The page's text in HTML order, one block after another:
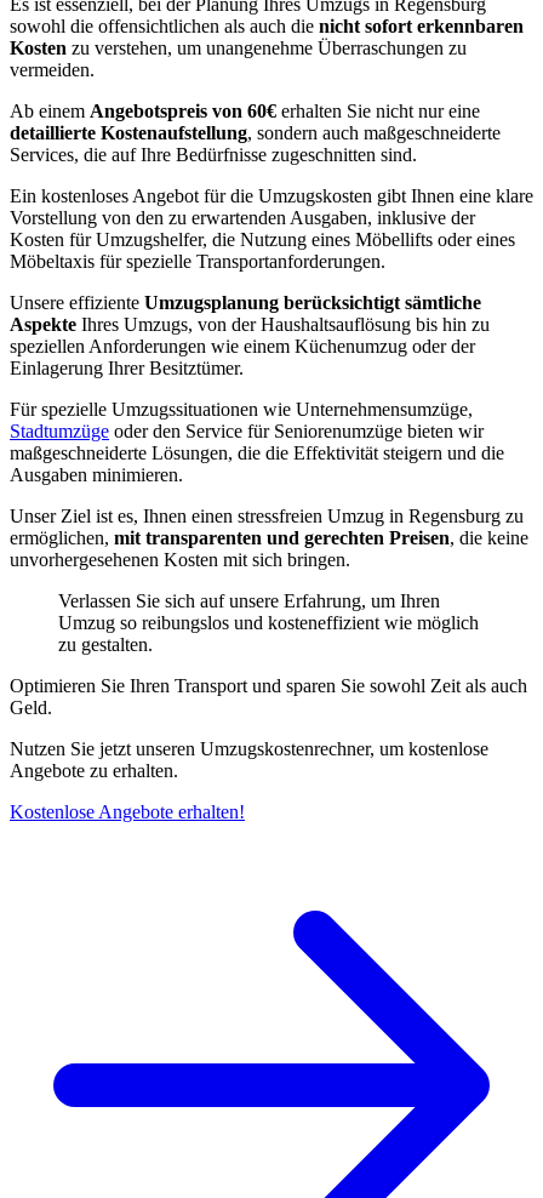
Es ist essenziell, bei der Planung Ihres Umzugs in Regensburg
sowohl die offensichtlichen als auch die nicht sofort erkennbaren
Kosten zu verstehen, um unangenehme Überraschungen zu
vermeiden.
Ab einem Angebotspreis von 60€ erhalten Sie nicht nur eine
detaillierte Kostenaufstellung, sondern auch maßgeschneiderte
Services, die auf Ihre Bedürfnisse zugeschnitten sind.
Ein kostenloses Angebot für die Umzugskosten gibt Ihnen eine klare
Vorstellung von den zu erwartenden Ausgaben, inklusive der
Kosten für Umzugshelfer, die Nutzung eines Möbellifts oder eines
Möbeltaxis für spezielle Transportanforderungen.
Unsere effiziente Umzugsplanung berücksichtigt sämtliche
Aspekte Ihres Umzugs, von der Haushaltsauflösung bis hin zu
speziellen Anforderungen wie einem Küchenumzug oder der
Einlagerung Ihrer Besitztümer.
Für spezielle Umzugssituationen wie Unternehmensumzüge,
Stadtumzüge oder den Service für Seniorenumzüge bieten wir
maßgeschneiderte Lösungen, die die Effektivität steigern und die
Ausgaben minimieren.
Unser Ziel ist es, Ihnen einen stressfreien Umzug in Regensburg zu
ermöglichen, mit transparenten und gerechten Preisen, die keine
unvorhergesehenen Kosten mit sich bringen.
Verlassen Sie sich auf unsere Erfahrung, um Ihren
Umzug so reibungslos und kosteneffizient wie möglich
zu gestalten.
Optimieren Sie Ihren Transport und sparen Sie sowohl Zeit als auch
Geld.
Nutzen Sie jetzt unseren Umzugskostenrechner, um kostenlose
Angebote zu erhalten.
Kostenlose Angebote erhalten!